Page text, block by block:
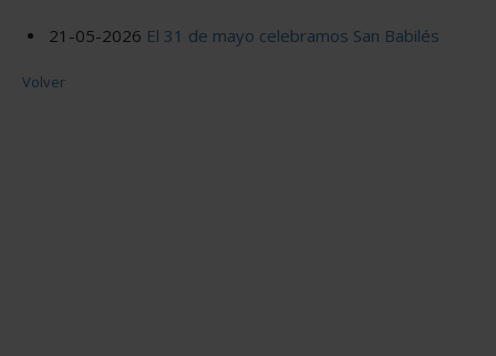
21-05-2026 El 31 de mayo celebramos San Babilés
Volver